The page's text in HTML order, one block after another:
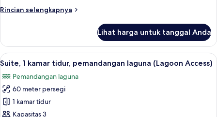
resor
Rincian selengkapnya
Rincian
Suite,
kamar
pemandangan
resor
Lihat harga untuk tanggal Anda
Lihat
semua
foto
untuk
Suite,
1
Suite, 1 kamar tidur, pemandangan
6
Suite, 1 kamar tidur, pemandangan laguna (Lagoon Access)
Pemandangan laguna
60 meter persegi
1 kamar tidur
Kapasitas 3